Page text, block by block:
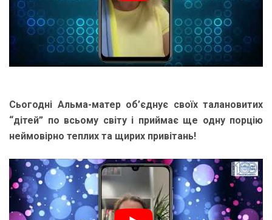
Сьогодні Альма-матер об’єднує своїх талановитих
“дітей” по всьому світу і приймає ще одну порцію
неймовірно теплих та щирих привітань!